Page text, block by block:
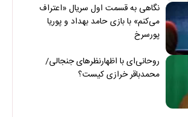
نگاهی به قسمت اول سریال «اعتراف
می‌کنم» با بازی حامد بهداد و پوریا
پورسرخ
روحانی‌ای با اظهارنظرهای جنجالی/
محمدباقر خرازی کیست؟